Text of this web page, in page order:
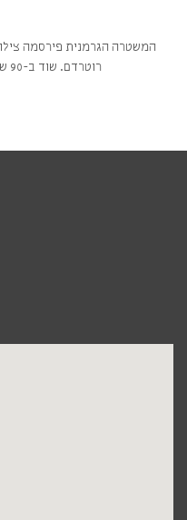
רוטרדם. שוד ב-90 שניות – גרמניה המשטרה הגרמנית פירסמה